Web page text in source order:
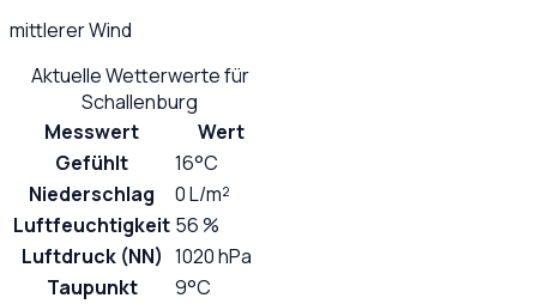
mittlerer Wind
Aktuelle Wetterwerte für
Schallenburg
Messwert
Wert
Gefühlt
16°C
Niederschlag
0 L/m²
Luftfeuchtigkeit 56 %
Luftdruck (NN) 1020 hPa
Taupunkt
9°C